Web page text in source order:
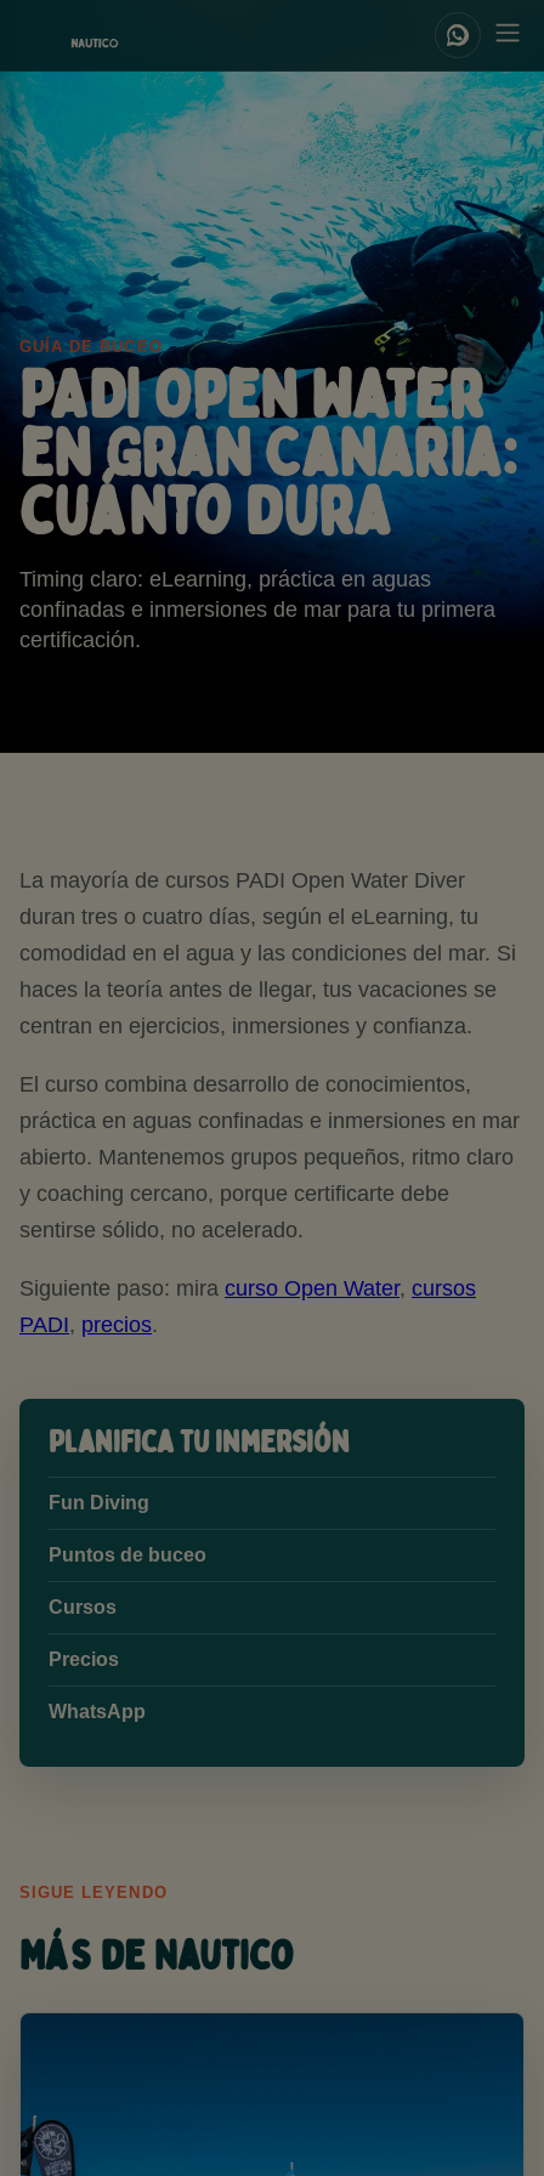
GUÍA DE BUCEO
PADI Open Water
en Gran Canaria:
cuánto dura
Timing claro: eLearning, práctica en aguas
confinadas e inmersiones de mar para tu primera
certificación.
La mayoría de cursos PADI Open Water Diver
duran tres o cuatro días, según el eLearning, tu
comodidad en el agua y las condiciones del mar. Si
haces la teoría antes de llegar, tus vacaciones se
centran en ejercicios, inmersiones y confianza.
El curso combina desarrollo de conocimientos,
práctica en aguas confinadas e inmersiones en mar
abierto. Mantenemos grupos pequeños, ritmo claro
y coaching cercano, porque certificarte debe
sentirse sólido, no acelerado.
Siguiente paso: mira curso Open Water, cursos
PADI, precios.
Planifica tu inmersión
Fun Diving
Puntos de buceo
Cursos
Precios
WhatsApp
SIGUE LEYENDO
Más de Nautico